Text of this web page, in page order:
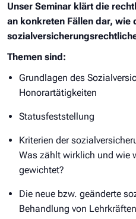
Unser Seminar klärt die
an konkreten Fällen dar, wie
Themen sind:
Grundlagen des
Honorartätigkeiten
Statusfeststellung
Kriterien der
Was zählt wirklich und wie
gewichtet?
Die neue bzw. geänderte
Behandlung von